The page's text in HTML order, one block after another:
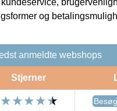
og
anmeldte webshops
Stjerner